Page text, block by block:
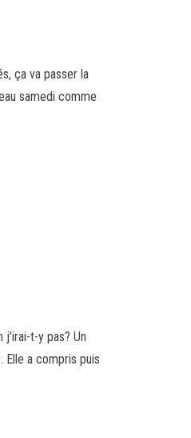
ça va passer la
samedi comme
j’irai-t-y pas? Un
Elle a compris puis